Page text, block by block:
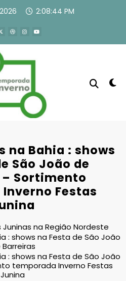
2:08:45 PM
na Bahia : shows
São João de
Sortimento
Festas
Juninas na Região Nordeste
: shows na Festa de São João
: shows na Festa de São João
temporada Inverno Festas
Junina